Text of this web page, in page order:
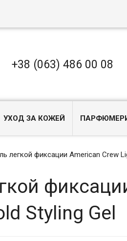
+38 (063) 486 00 08
УХОД ЗА КОЖЕЙ
легкой фиксации American Crew
Styling Gel